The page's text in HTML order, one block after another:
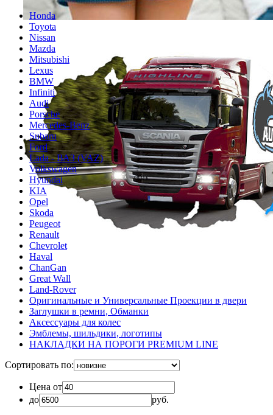
Honda
Toyota
Nissan
Mazda
Mitsubishi
Lexus
BMW
Infiniti
Audi
Porsche
Mercedes-Benz
Subaru
Ford
Lada - ВАЗ (VAZ)
Volkswagen
Hyundai
KIA
Opel
Skoda
Peugeot
Renault
Chevrolet
Haval
ChanGan
Great Wall
Land-Rover
Оригинальные и Универсальные Проекции в двери
Заглушки в ремни, Обманки
Аксессуары для колес
Эмблемы, шильдики, логотипы
НАКЛАДКИ НА ПОРОГИ PREMIUM LINE
Сортировать по:
Цена от
до
руб.